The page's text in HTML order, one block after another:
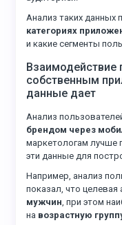
Анализ таких данных
категориях
и какие сегменты
Взаимодействие
собственным
данные дает
Анализ
брендом через
маркетологам лучше
эти данные для
Например, анализ
показал, что целевая
мужчин, при этом
на возрастную